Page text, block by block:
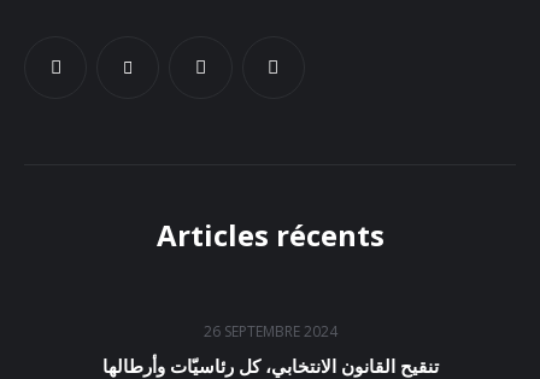
Articles récents
26 SEPTEMBRE 2024
تنقيح القانون الانتخابي، كل رئاسيّات وأرطالها